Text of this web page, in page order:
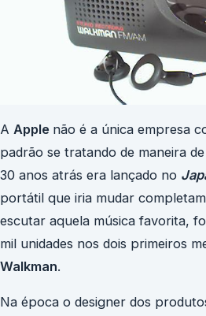
A Apple não é a única empresa
padrão se tratando de maneira
30 anos atrás era lançado no
portátil que iria mudar
escutar aquela música favorita,
mil unidades nos dois primeiros
Walkman.
Na época o designer dos